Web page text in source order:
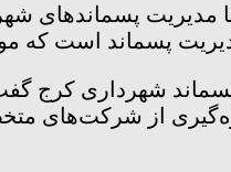
مدیریت پسماندهای
پسماند است که
شهرداری کرج
از شرکت‌های